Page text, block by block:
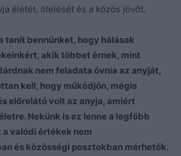
életét, ölelését és a közös jövőt.
tanít bennünket, hogy hálásak
akik többet érnek, mint
nem feladata óvnia az anyját,
kell, hogy működjön, mégis
előrelátó volt az anyja, amiért
Nekünk is ez lenne a legfőbb
valódi értékek nem
és közösségi posztokban mérhetők.